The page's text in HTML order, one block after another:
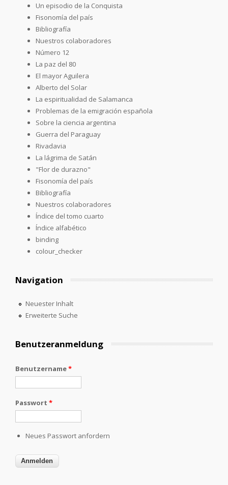
Un episodio de la Conquista
Fisonomía del país
Bibliografía
Nuestros colaboradores
Número 12
La paz del 80
El mayor Aguilera
Alberto del Solar
La espiritualidad de Salamanca
Problemas de la emigración española
Sobre la ciencia argentina
Guerra del Paraguay
Rivadavia
La lágrima de Satán
"Flor de durazno"
Fisonomía del país
Bibliografía
Nuestros colaboradores
Índice del tomo cuarto
Índice alfabético
binding
colour_checker
Navigation
Neuester Inhalt
Erweiterte Suche
Benutzeranmeldung
Benutzername*
Passwort *
Neues Passwort anfordern